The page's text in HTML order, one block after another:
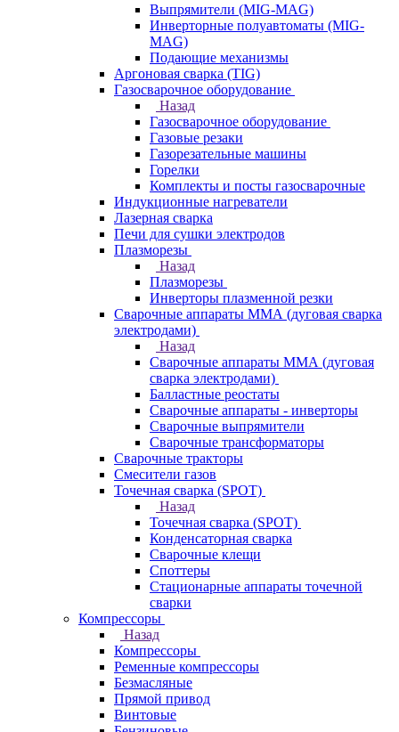
Выпрямители (MIG-MAG)
Инверторные полуавтоматы (MIG-
MAG)
Подающие механизмы
Аргоновая сварка (TIG)
Газосварочное оборудование
Назад
Газосварочное оборудование
Газовые резаки
Газорезательные машины
Горелки
Комплекты и посты газосварочные
Индукционные нагреватели
Лазерная сварка
Печи для сушки электродов
Плазморезы
Назад
Плазморезы
Инверторы плазменной резки
Сварочные аппараты ММА (дуговая сварка
электродами)
Назад
Сварочные аппараты ММА (дуговая
сварка электродами)
Балластные реостаты
Сварочные аппараты - инверторы
Сварочные выпрямители
Сварочные трансформаторы
Сварочные тракторы
Смесители газов
Точечная сварка (SPOT)
Назад
Точечная сварка (SPOT)
Конденсаторная сварка
Сварочные клещи
Споттеры
Стационарные аппараты точечной
сварки
Компрессоры
Назад
Компрессоры
Ременные компрессоры
Безмасляные
Прямой привод
Винтовые